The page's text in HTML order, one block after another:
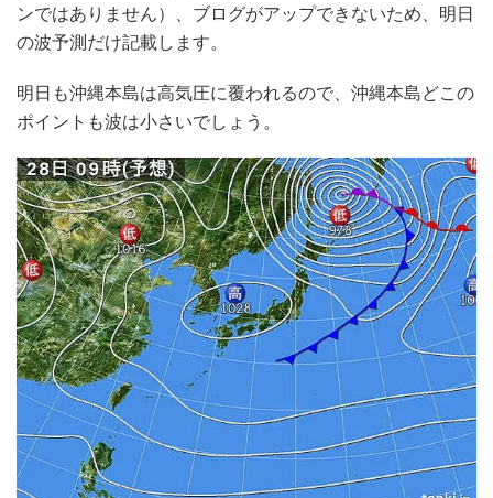
ンではありません）、ブログがアップできないため、明日
の波予測だけ記載します。
明日も沖縄本島は高気圧に覆われるので、沖縄本島どこの
ポイントも波は小さいでしょう。